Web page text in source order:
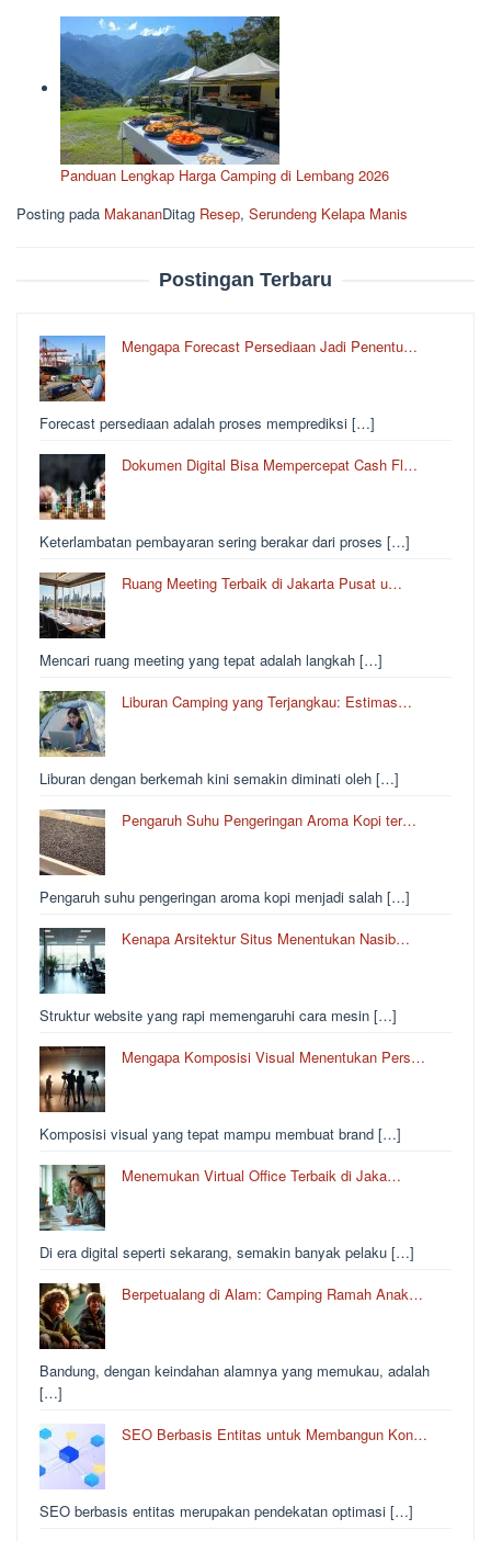
Panduan Lengkap Harga Camping di Lembang 2026
Posting pada MakananDitag Resep, Serundeng Kelapa Manis
Postingan Terbaru
Mengapa Forecast Persediaan Jadi Penentu…
Forecast persediaan adalah proses memprediksi […]
Dokumen Digital Bisa Mempercepat Cash Fl…
Keterlambatan pembayaran sering berakar dari proses […]
Ruang Meeting Terbaik di Jakarta Pusat u…
Mencari ruang meeting yang tepat adalah langkah […]
Liburan Camping yang Terjangkau: Estimas…
Liburan dengan berkemah kini semakin diminati oleh […]
Pengaruh Suhu Pengeringan Aroma Kopi ter…
Pengaruh suhu pengeringan aroma kopi menjadi salah […]
Kenapa Arsitektur Situs Menentukan Nasib…
Struktur website yang rapi memengaruhi cara mesin […]
Mengapa Komposisi Visual Menentukan Pers…
Komposisi visual yang tepat mampu membuat brand […]
Menemukan Virtual Office Terbaik di Jaka…
Di era digital seperti sekarang, semakin banyak pelaku […]
Berpetualang di Alam: Camping Ramah Anak…
Bandung, dengan keindahan alamnya yang memukau, adalah
[…]
SEO Berbasis Entitas untuk Membangun Kon…
SEO berbasis entitas merupakan pendekatan optimasi […]